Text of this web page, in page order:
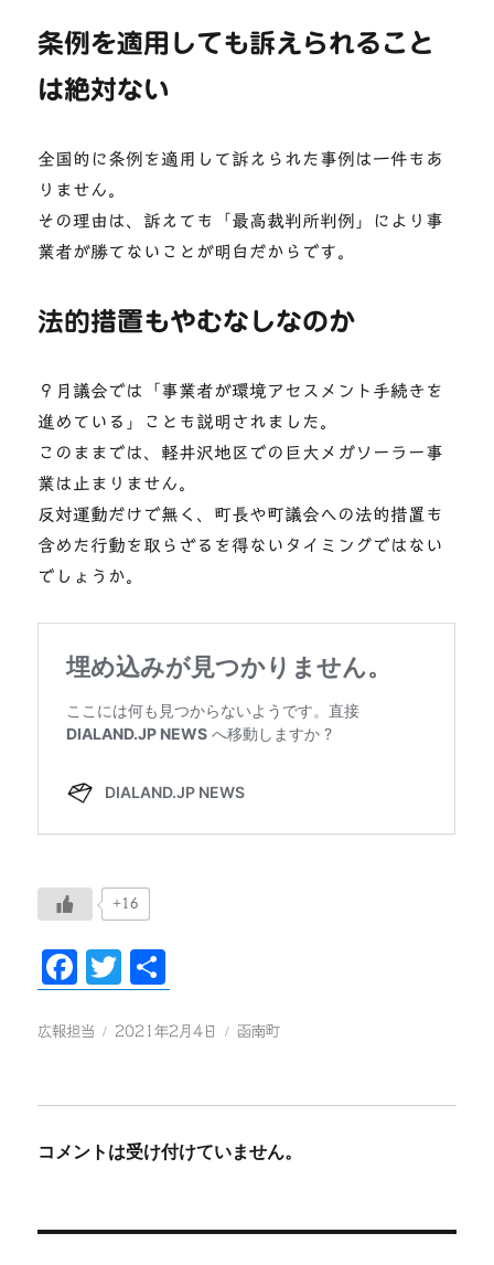
条例を適用しても訴えられること
は絶対ない
全国的に条例を適用して訴えられた事例は一件もあ
りません。
その理由は、訴えても「最高裁判所判例」により事
業者が勝てないことが明白だからです。
法的措置もやむなしなのか
９月議会では「事業者が環境アセスメント手続きを
進めている」ことも説明されました。
このままでは、軽井沢地区での巨大メガソーラー事
業は止まりません。
反対運動だけで無く、町長や町議会への法的措置も
含めた行動を取らざるを得ないタイミングではない
でしょうか。
+16
F
ac
eb
k
T
wi
tt
有
投
広報担当
投
2021年2月4日
カ
函南町
コメントは受け付けていません。